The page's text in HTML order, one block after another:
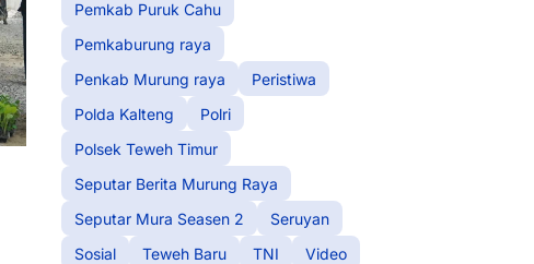
Pemkab Puruk Cahu
Pemkaburung raya
Penkab Murung raya
Peristiwa
Polda Kalteng
Polri
Polsek Teweh Timur
Seputar Berita Murung Raya
Seputar Mura Seasen 2
Seruyan
Sosial
Teweh Baru TNI
Video